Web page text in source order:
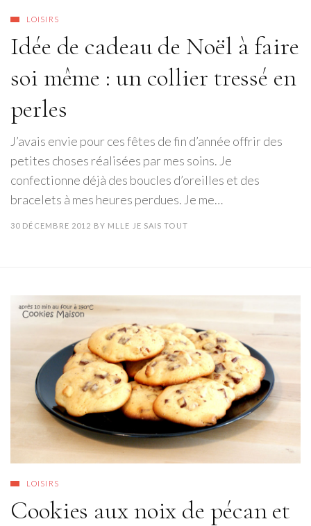
LOISIRS
Idée de cadeau de Noël à faire
soi même : un collier tressé en
perles
J’avais envie pour ces fêtes de fin d’année offrir des
petites choses réalisées par mes soins. Je
confectionne déjà des boucles d’oreilles et des
bracelets à mes heures perdues. Je me…
30 DÉCEMBRE 2012 BY MLLE JE SAIS TOUT
LOISIRS
Cookies aux noix de pécan et